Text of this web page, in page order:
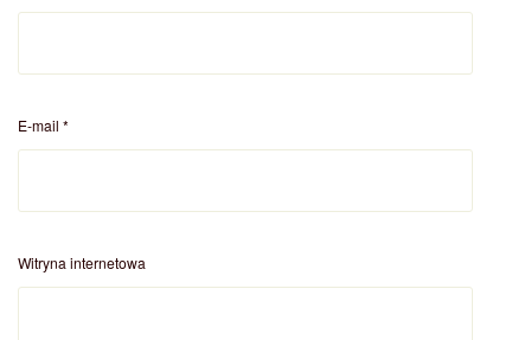
E-mail *
Witryna internetowa